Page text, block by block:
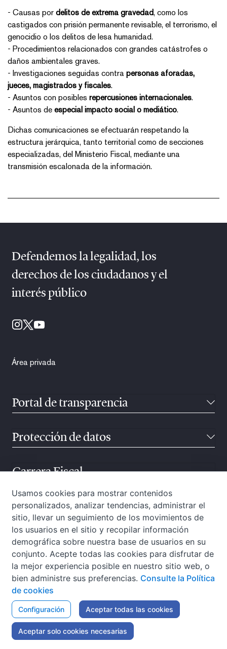
- Causas por delitos de extrema gravedad, como los
castigados con prisión permanente revisable, el terrorismo, el
genocidio o los delitos de lesa humanidad.
- Procedimientos relacionados con grandes catástrofes o
daños ambientales graves.
- Investigaciones seguidas contra personas aforadas,
jueces, magistrados y fiscales.
- Asuntos con posibles repercusiones internacionales.
- Asuntos de especial impacto social o mediático.
Dichas comunicaciones se efectuarán respetando la
estructura jerárquica, tanto territorial como de secciones
especializadas, del Ministerio Fiscal, mediante una
transmisión escalonada de la información.
Defendemos la legalidad, los
derechos de los ciudadanos y el
interés público
Área privada
Portal de transparencia
Protección de datos
Carrera Fiscal
Atención ciudadana
W3C-WAI Aviso Legal
Política de privacidad
Política de cookies
Accesibilidad
Canal Interno para Informantes
Usamos cookies para mostrar contenidos
personalizados, analizar tendencias, administrar el
sitio, llevar un seguimiento de los movimientos de
los usuarios en el sitio y recopilar información
demográfica sobre nuestra base de usuarios en su
conjunto. Acepte todas las cookies para disfrutar de
la mejor experiencia posible en nuestro sitio web, o
bien administre sus preferencias. Consulte la Política
de cookies
Configuración Aceptar todas las cookies
Aceptar solo cookies necesarias